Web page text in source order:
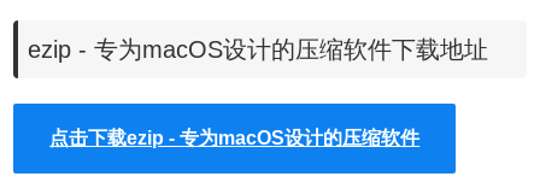
3、批量文件加密
ezip - 专为macOS设计的压缩软件下载地址
点击下载ezip - 专为macOS设计的压缩软件